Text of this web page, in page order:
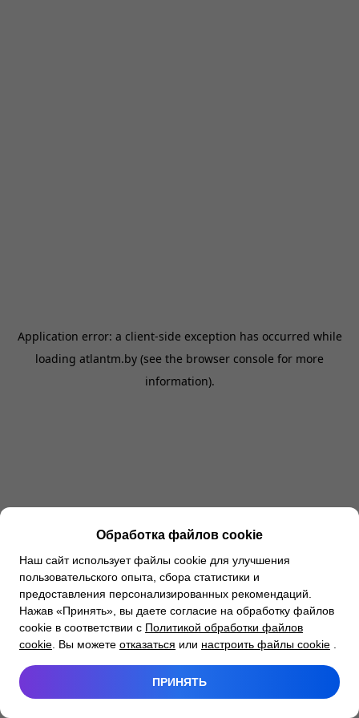
Application error: a client-side exception has occurred while
loading atlantm.by (see the browser console for more
information).
Обработка файлов cookie
Наш сайт использует файлы cookie для улучшения
пользовательского опыта, сбора статистики и
предоставления персонализированных рекомендаций.
Нажав «Принять», вы даете согласие на обработку файлов
cookie в соответствии с Политикой обработки файлов
cookie . Вы можете отказаться или настроить файлы cookie
ПРИНЯТЬ